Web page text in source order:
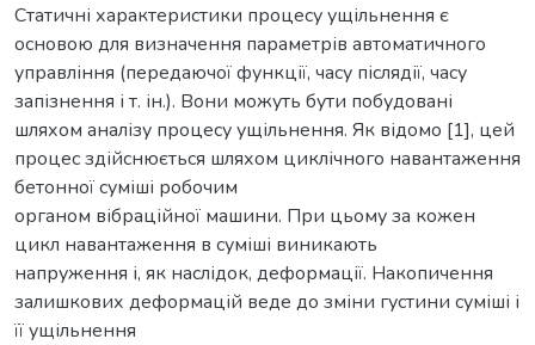
Статичні характеристики процесу ущільнення є
основою для визначення параметрів автоматичного
управління (передаючої функції, часу післядії, часу
запізнення і т. ін.). Вони можуть бути побудовані
шляхом аналізу процесу ущільнення. Як відомо [1], цей
процес здійснюється шляхом циклічного навантаження
бетонної суміші робочим
органом вібраційної машини. При цьому за кожен
цикл навантаження в суміші виникають
напруження і, як наслідок, деформації. Накопичення
залишкових деформацій веде до зміни густини суміші і
її ущільнення